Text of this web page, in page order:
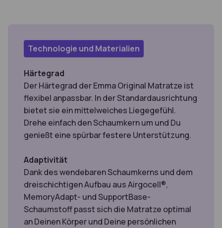
Technologie und Materialien
Härtegrad
Der Härtegrad der Emma Original Matratze ist
flexibel anpassbar. In der Standardausrichtung
bietet sie ein mittelweiches Liegegefühl.
Drehe einfach den Schaumkern um und Du
genießt eine spürbar festere Unterstützung.
Adaptivität
Dank des wendebaren Schaumkerns und dem
dreischichtigen Aufbau aus Airgocell®,
MemoryAdapt- und SupportBase-
Schaumstoff passt sich die Matratze optimal
an Deinen Körper und Deine persönlichen